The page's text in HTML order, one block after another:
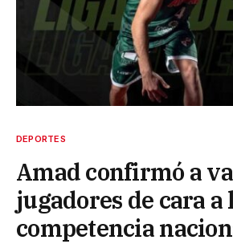
DEPORTES
Amad confirmó a
jugadores de cara a
competencia